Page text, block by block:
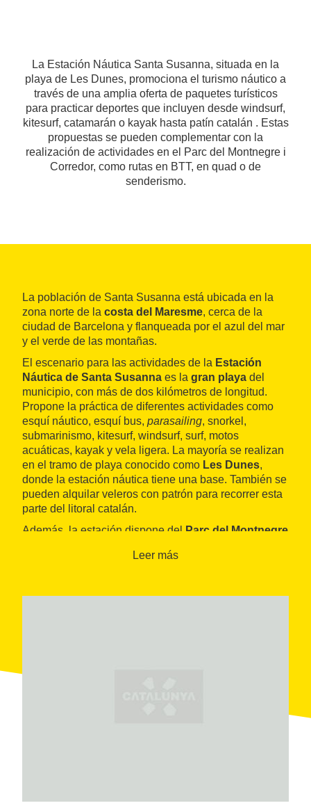
La Estación Náutica Santa Susanna, situada en la
playa de Les Dunes, promociona el turismo náutico a
través de una amplia oferta de paquetes turísticos
para practicar deportes que incluyen desde windsurf,
kitesurf, catamarán o kayak hasta patín catalán . Estas
propuestas se pueden complementar con la
realización de actividades en el Parc del Montnegre i
Corredor, como rutas en BTT, en quad o de
senderismo.
La población de Santa Susanna está ubicada en la
zona norte de la costa del Maresme, cerca de la
ciudad de Barcelona y flanqueada por el azul del mar
y el verde de las montañas.
El escenario para las actividades de la Estación
Náutica de Santa Susanna es la gran playa del
municipio, con más de dos kilómetros de longitud.
Propone la práctica de diferentes actividades como
esquí náutico, esquí bus, parasailing, snorkel,
submarinismo, kitesurf, windsurf, surf, motos
acuáticas, kayak y vela ligera. La mayoría se realizan
en el tramo de playa conocido como Les Dunes,
donde la estación náutica tiene una base. También se
pueden alquilar veleros con patrón para recorrer esta
parte del litoral catalán.
Además, la estación dispone del Parc del Montnegre
quad o de senderismo. Para alojarse se puede
Leer más